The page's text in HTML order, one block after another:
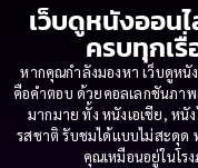
เว็บดูหนังออน
ครบทุกเ
หากคุณกำลังมองหา เว็บดูหนั
คือคำตอบ ด้วยคอลเลกชันภา
มากมาย ทั้ง หนังเอเชีย, หนั
รสชาติ รับชมได้แบบไม่สะดุด
คุณเหมือนอยู่ในโร